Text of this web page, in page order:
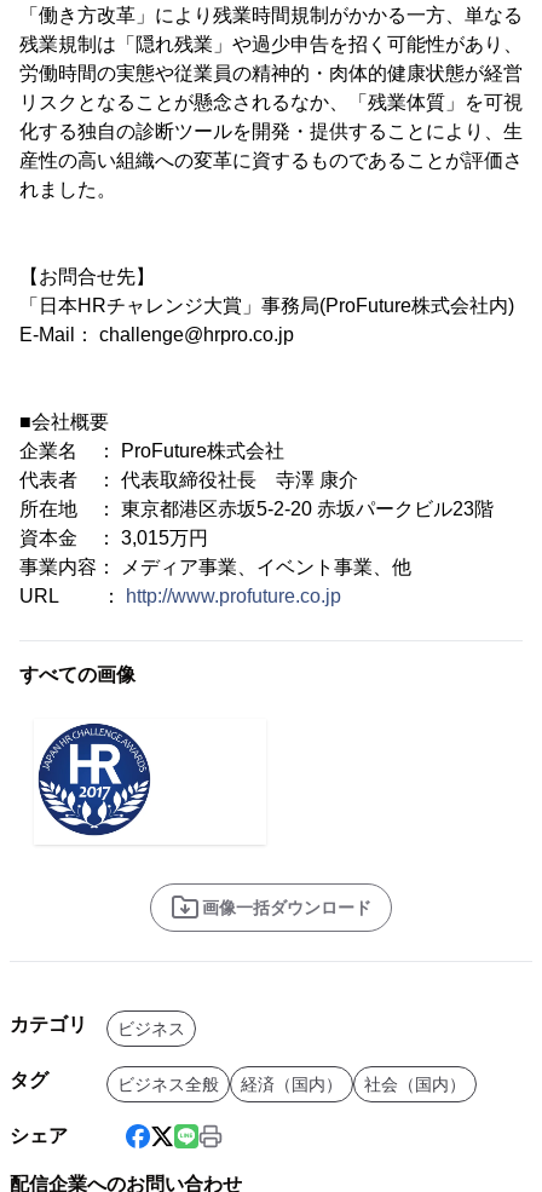
「働き方改革」により残業時間規制がかかる一方、単なる
残業規制は「隠れ残業」や過少申告を招く可能性があり、
労働時間の実態や従業員の精神的・肉体的健康状態が経営
リスクとなることが懸念されるなか、「残業体質」を可視
化する独自の診断ツールを開発・提供することにより、生
産性の高い組織への変革に資するものであることが評価さ
れました。
【お問合せ先】
「日本HRチャレンジ大賞」事務局(ProFuture株式会社内)
E-Mail： challenge@hrpro.co.jp
■会社概要
企業名 ： ProFuture株式会社
代表者 ： 代表取締役社長 寺澤 康介
所在地 ： 東京都港区赤坂5-2-20 赤坂パークビル23階
資本金 ： 3,015万円
事業内容： メディア事業、イベント事業、他
URL ：
http://www.profuture.co.jp
すべての画像
画像一括ダウンロード
カテゴリ ビジネス
タグ ビジネス全般 経済（国内） 社会（国内）
シェア
配信企業へのお問い合わせ